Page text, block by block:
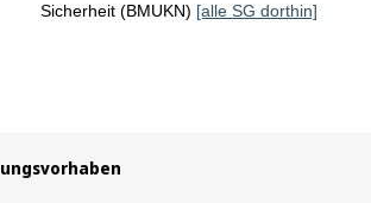
Sicherheit (BMUKN) [alle SG dorthin]